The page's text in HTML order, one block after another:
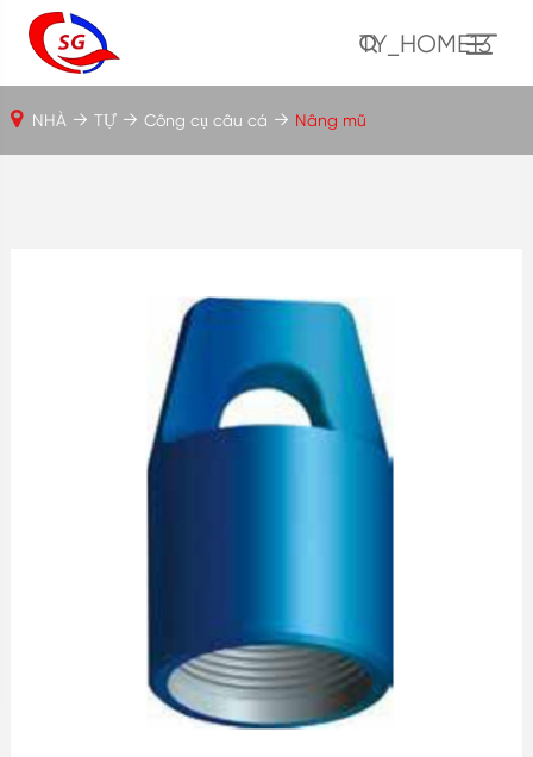
TY_HOME13
NHÀ TỰ Công cụ câu cá Nâng mũ